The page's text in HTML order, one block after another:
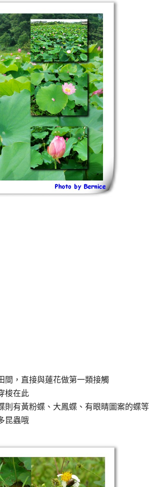
間，直接與蓮花做第一類接觸
梭在此
則有黃粉蝶、大鳳蝶、有眼睛圖案的蝶等
昆蟲哦